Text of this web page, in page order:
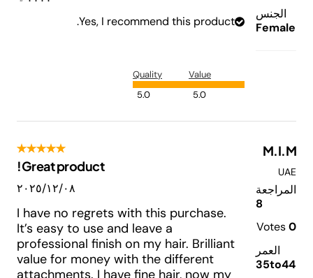
الجنس
Female
Yes, I recommend this product.
Value
5.0
Quality
5.0
M.I.M
UAE
المراجعة
8
Votes0
العمر
35to44
Great product!
٠٨‏/١٢‏/٢٠٢٥
I have no regrets with this purchase.
It’s easy to use and leave a
professional finish on my hair. Brilliant
value for money with the different